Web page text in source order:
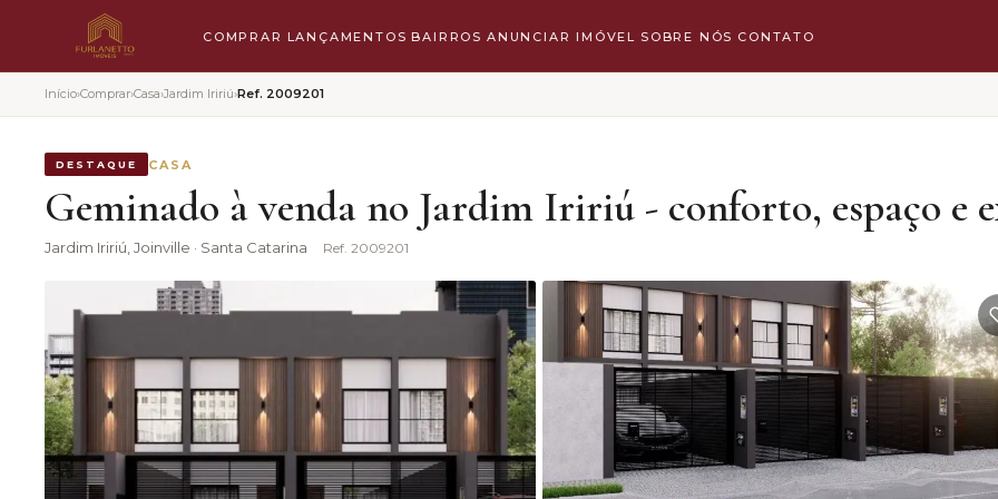
COMPRAR LANÇAMENTOS BAIRROS ANUNCIAR IMÓVEL SOBRE NÓS CONTATO
Início›Comprar›Casa›Jardim Iririú›Ref. 2009201
DESTAQUE CASA
Geminado à venda no Jardim Iririú - conforto, espaço e
Jardim Iririú , Joinville · Santa Catarina Ref. 2009201